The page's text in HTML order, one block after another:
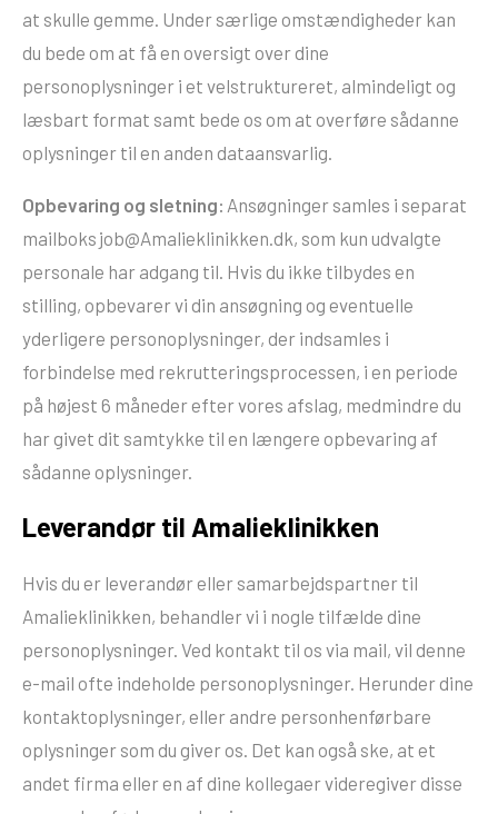
at skulle gemme. Under særlige omstændigheder kan
du bede om at få en oversigt over dine
personoplysninger i et velstruktureret, almindeligt og
læsbart format samt bede os om at overføre sådanne
oplysninger til en anden dataansvarlig.
Opbevaring og sletning: Ansøgninger samles i separat
mailboks job@Amalieklinikken.dk, som kun udvalgte
personale har adgang til. Hvis du ikke tilbydes en
stilling, opbevarer vi din ansøgning og eventuelle
yderligere personoplysninger, der indsamles i
forbindelse med rekrutteringsprocessen, i en periode
på højest 6 måneder efter vores afslag, medmindre du
har givet dit samtykke til en længere opbevaring af
sådanne oplysninger.
Leverandør til Amalieklinikken
Hvis du er leverandør eller samarbejdspartner til
Amalieklinikken, behandler vi i nogle tilfælde dine
personoplysninger. Ved kontakt til os via mail, vil denne
e-mail ofte indeholde personoplysninger. Herunder dine
kontaktoplysninger, eller andre personhenførbare
oplysninger som du giver os. Det kan også ske, at et
andet firma eller en af dine kollegaer videregiver disse